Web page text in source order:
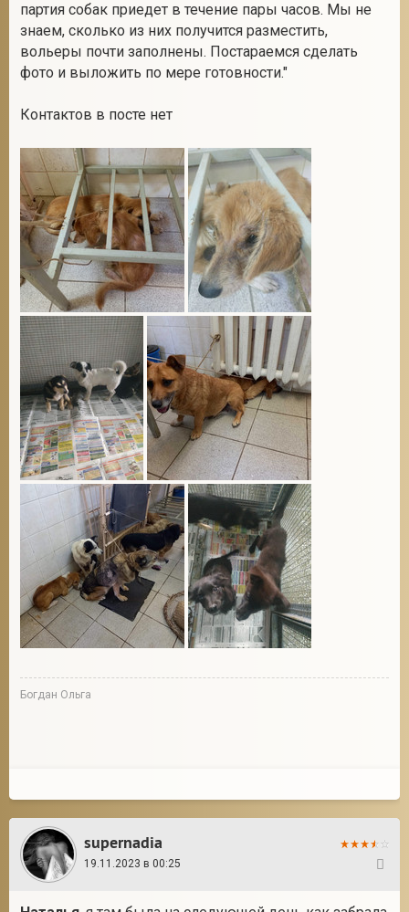
партия собак приедет в течение пары часов. Мы не
знаем, сколько из них получится разместить,
вольеры почти заполнены. Постараемся сделать
фото и выложить по мере готовности."
Контактов в посте нет
Богдан Ольга
supernadia
19.11.2023 в 00:25